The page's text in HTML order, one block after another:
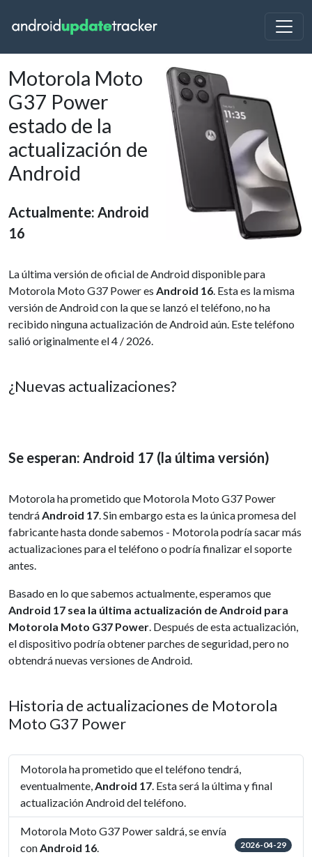
Motorola Moto
G37 Power
estado de la
actualización de
Android
Actualmente: Android
16
La última versión de oficial de Android disponible para
Motorola Moto G37 Power es Android 16. Esta es la misma
versión de Android con la que se lanzó el teléfono, no ha
recibido ninguna actualización de Android aún. Este teléfono
salió originalmente el 4 / 2026.
¿Nuevas actualizaciones?
Se esperan: Android 17 (la última versión)
Motorola ha prometido que Motorola Moto G37 Power
tendráAndroid 17. Sin embargo esta es la única promesa del
fabricante hasta donde sabemos - Motorola podría sacar más
actualizaciones para el teléfono o podría finalizar el soporte
antes.
Basado en lo que sabemos actualmente, esperamos que
Android 17 sea la última actualización de Android para
Motorola Moto G37 Power. Después de esta actualización,
el dispositivo podría obtener parches de seguridad, pero no
obtendrá nuevas versiones de Android.
Historia de actualizaciones de Motorola
Moto G37 Power
Motorola ha prometido que el teléfono tendrá,
eventualmente,Android 17. Esta será la última y final
actualización Android del teléfono.
Motorola Moto G37 Power saldrá, se envía
conAndroid 16. 2026-04-29